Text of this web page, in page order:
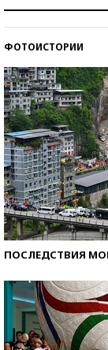
ФОТОИСТОРИИ
ПОСЛЕДСТВИЯ